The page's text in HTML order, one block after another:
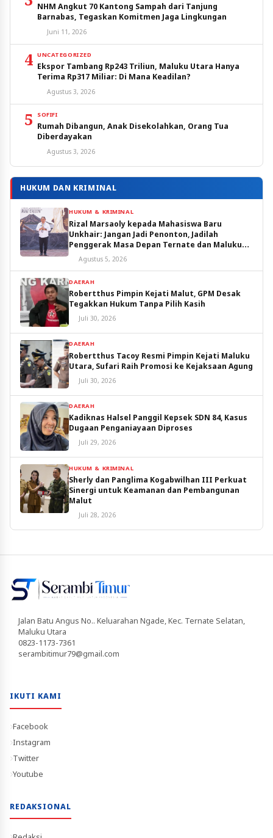
NHM Angkut 70 Kantong Sampah dari Tanjung
Barnabas, Tegaskan Komitmen Jaga Lingkungan
Juni 11, 2026
4 UNCATEGORIZED
Ekspor Tambang Rp243 Triliun, Maluku Utara Hanya
Terima Rp317 Miliar: Di Mana Keadilan?
Agustus 3, 2026
5 SOFIFI
Rumah Dibangun, Anak Disekolahkan, Orang Tua
Diberdayakan
Agustus 3, 2026
HUKUM DAN KRIMINAL
HUKUM & KRIMINAL
Rizal Marsaoly kepada Mahasiswa Baru
Unkhair: Jangan Jadi Penonton, Jadilah
Penggerak Masa Depan Ternate dan Maluku
Utara
Agustus 5, 2026
DAERAH
Robertthus Pimpin Kejati Malut, GPM Desak
Tegakkan Hukum Tanpa Pilih Kasih
Juli 30, 2026
DAERAH
Robertthus Tacoy Resmi Pimpin Kejati Maluku
Utara, Sufari Raih Promosi ke Kejaksaan Agung
Juli 30, 2026
DAERAH
Kadiknas Halsel Panggil Kepsek SDN 84, Kasus
Dugaan Penganiayaan Diproses
Juli 29, 2026
HUKUM & KRIMINAL
Sherly dan Panglima Kogabwilhan III Perkuat
Sinergi untuk Keamanan dan Pembangunan
Malut
Juli 28, 2026
Jalan Batu Angus No.. Keluarahan Ngade, Kec. Ternate Selatan,
Maluku Utara
0823-1173-7361
serambitimur79@gmail.com
IKUTI KAMI
Facebook
Instagram
Twitter
Youtube
REDAKSIONAL